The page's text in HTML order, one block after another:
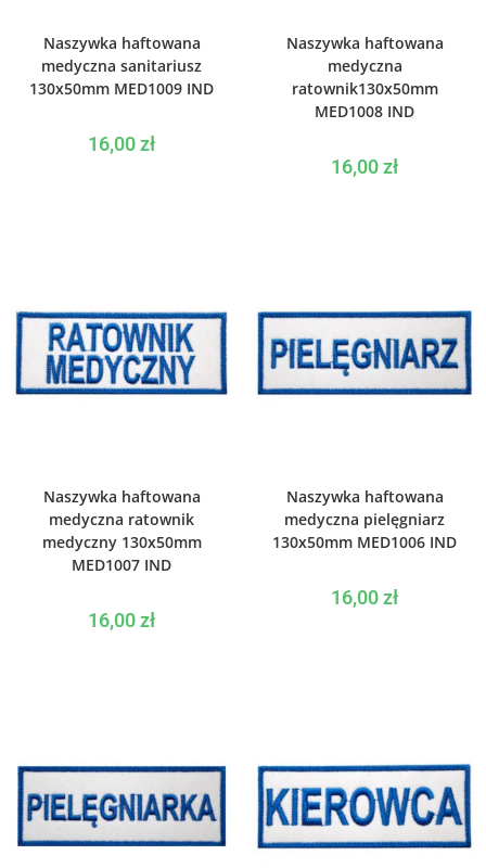
Naszywka haftowana
medyczna sanitariusz
130x50mm MED1009 IND
16,00zł
Naszywka haftowana
medyczna
ratownik130x50mm
MED1008 IND
16,00zł
Naszywka haftowana
medyczna ratownik
medyczny 130x50mm
MED1007 IND
16,00zł
Naszywka haftowana
medyczna pielęgniarz
130x50mm MED1006 IND
16,00zł